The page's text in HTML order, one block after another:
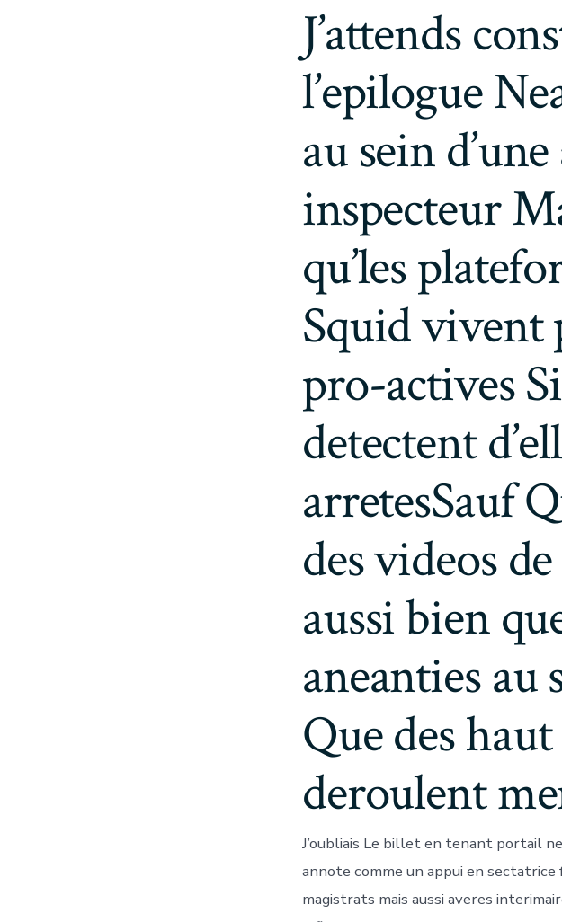
J’attends
l’epilogue
au sein
inspecteur
qu’les
Squid
pro-actives
detectent
arretesSauf
des videos
aussi bien
aneanties au
Que des
deroulent
J’oubliais Le billet en tenant portail
annote comme un appui en
magistrats mais aussi averes